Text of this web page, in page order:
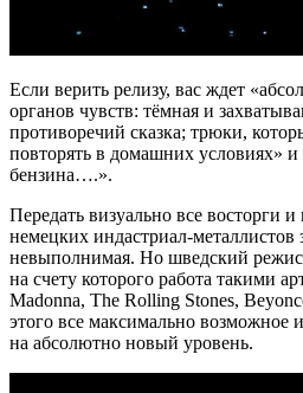
Если верить релизу, вас ждет
органов чувств: тёмная и
противоречий сказка; трюки,
повторять в домашних условиях»
бензина….».
Передать визуально все восторги
немецких индастриал-металлистов
невыполнимая. Но шведский
на счету которого работа такими
Madonna, The Rolling Stones,
этого все максимально возможное
на абсолютно новый уровень.